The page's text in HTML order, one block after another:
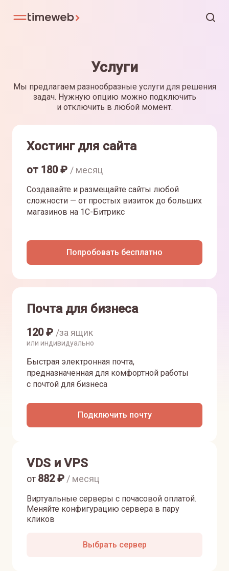
Услуги
Мы предлагаем разнообразные услуги для решения
задач. Нужную опцию можно подключить
и отключить в любой момент.
Хостинг для сайта
от 180₽ / месяц
Создавайте и размещайте сайты любой
сложности — от простых визиток до больших
магазинов на 1С-Битрикс
Попробовать бесплатно
Почта для бизнеса
120₽ /за ящик
или индивидуально
Быстрая электронная почта,
предназначенная для комфортной работы
с почтой для бизнеса
Подключить почту
VDS и VPS
Виртуальные серверы с почасовой оплатой.
Меняйте конфигурацию сервера в пару
кликов
от 882₽ / месяц
Выбрать сервер